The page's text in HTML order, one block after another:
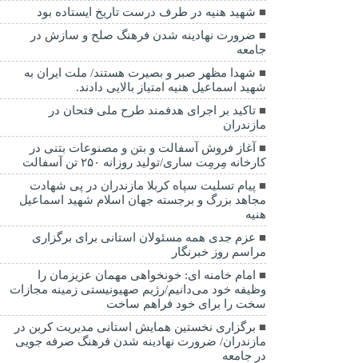
شهید هنیه در طرف درست تاریخ ایستاده بود
ضرورت نهادینه شدن فرهنگ صلح و سازش در
جامعه
شهدا مظهر صبر و بصیرت هستند/ ملت ایران به
شهید اسماعیل هنیه امتیاز بالایی دادند.
تاکید بر اجرای هدفمند طرح ملی فتحان در
مازندران
آغاز فروش آسفالت و بتن و مصنوعات بتنی در
کارخانه مِرمِت ساری/تولید روزانه ۲۵۰ تن آسفالت
پیام تسلیت سپاه کربلا مازندران در پی شهادت
مجاهد بزرگ و برجسته جهان اسلام شهید اسماعیل
هنیه
عزم جدی همه مسئولان استانی برای برگزاری
مراسم روز خبرنگار
امام خامنه ای: خونخواهی مهمان عزیزمان را
وظیفه خود می‌دانیم/رژیم صهیونیستی زمینه مجازات
سخت را برای خود فراهم ساخت
برگزاری نخستین همایش استانی مدیریت کربن در
مازندران/ ضرورت نهادینه شدن فرهنگ صرفه جویی
در جامعه